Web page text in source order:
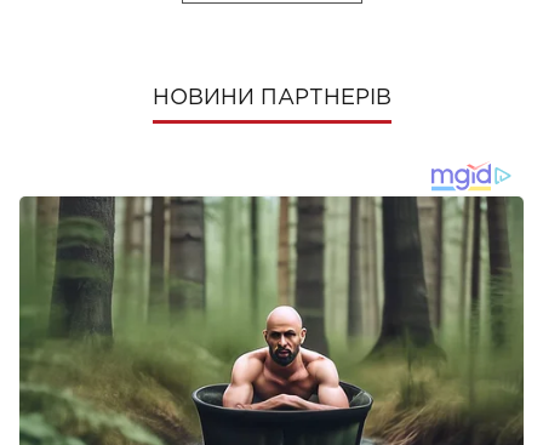
НОВИНИ ПАРТНЕРІВ